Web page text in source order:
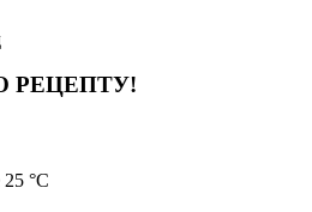
РЕЦЕПТУ!
°C